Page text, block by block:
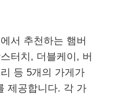
서 추천하는 햄버
터치, 더블케이, 버
등 5개의 가게가
제공합니다. 각 가